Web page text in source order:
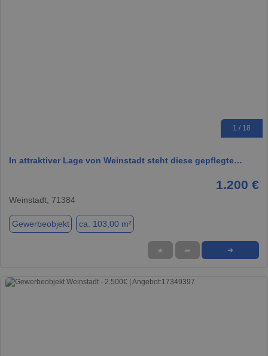
1 / 18
In attraktiver Lage von Weinstadt steht diese gepflegte…
1.200 €
Weinstadt, 71384
Gewerbeobjekt ca. 103,00 m²
★ ➦ ➜